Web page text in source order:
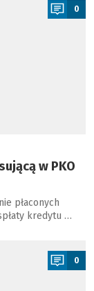
0
w PKO
płaconych
kredytu …
0